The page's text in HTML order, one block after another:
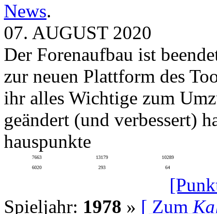
News.
07. AUGUST 2020
Der Forenaufbau ist
zur neuen Plattform des
ihr alles Wichtige zum
geändert (und verbessert)
hauspunkte
7663 13179
10289
6020
293 64
Spieljahr: 1978 » [ Zum